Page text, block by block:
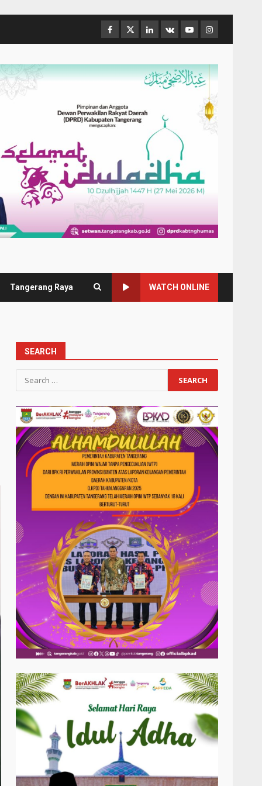
Facebook
TwitterLinkedin
VK YoutubeInstagram
Tangerang Raya WATCH ONLINE
SEARCH
Search
for: